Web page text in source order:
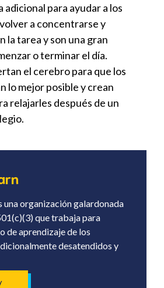
una organización galardonada
que trabaja para
de aprendizaje de los
desatendidos y
adicional para ayudar a los
a concentrarse y
la tarea y son una gran
o terminar el día.
el cerebro para que los
lo mejor posible y crean
relajarles después de un